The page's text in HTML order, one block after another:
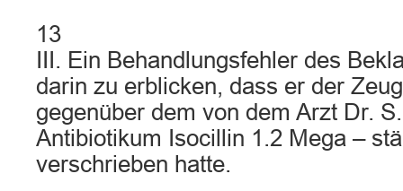
13
III. Ein Behandlungsfehler des
darin zu erblicken, dass er der
gegenüber dem von dem Arzt Dr.
Antibiotikum Isocillin 1.2 Mega –
verschrieben hatte.